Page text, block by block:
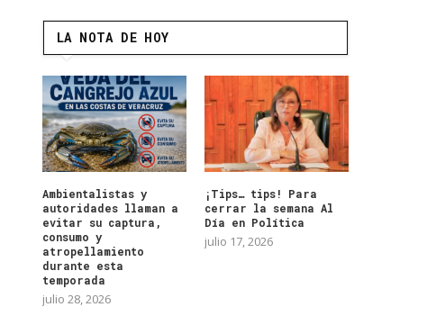
LA NOTA DE HOY
Ambientalistas y
autoridades llaman a
evitar su captura,
consumo y
atropellamiento
durante esta
temporada
julio 28, 2026
¡Tips… tips! Para
cerrar la semana Al
Día en Política
julio 17, 2026